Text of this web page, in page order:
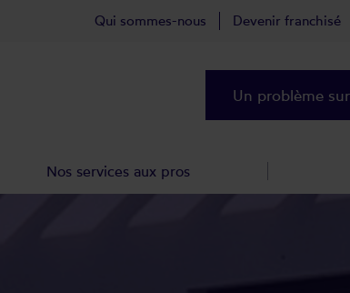
Qui sommes-nous Devenir franchisé
Un problème
Nos services aux pros